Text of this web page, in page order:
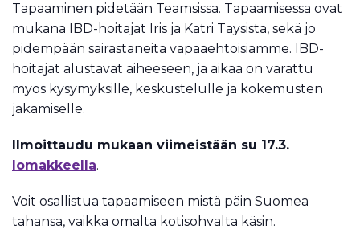
Tapaaminen pidetään Teamsissa. Tapaamisessa ovat
mukana IBD-hoitajat Iris ja Katri Taysista, sekä jo
pidempään sairastaneita vapaaehtoisiamme. IBD-
hoitajat alustavat aiheeseen, ja aikaa on varattu
myös kysymyksille, keskustelulle ja kokemusten
jakamiselle.
Ilmoittaudu mukaan viimeistään su 17.3.
lomakkeella.
Voit osallistua tapaamiseen mistä päin Suomea
tahansa, vaikka omalta kotisohvalta käsin.